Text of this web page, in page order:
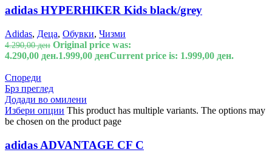
adidas HYPERHIKER Kids black/grey
Adidas, Деца, Обувки, Чизми
4.290,00ден Original price was:
4.290,00 ден.1.999,00 денCurrent price is: 1.999,00 ден.
Спореди
Брз преглед
Додади во омилени
Избери опции This product has multiple variants. The options may
be chosen on the product page
adidas ADVANTAGE CF C